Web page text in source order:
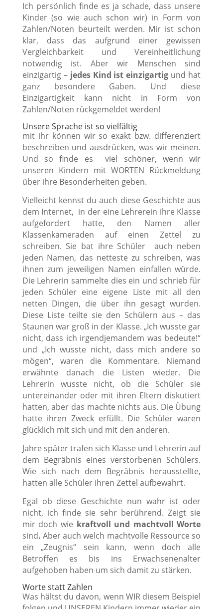
Ich persönlich finde es ja schade, dass unsere
Kinder (so wie auch schon wir) in Form von
Zahlen/Noten beurteilt werden. Mir ist schon
klar, dass das aufgrund einer gewissen
Vergleichbarkeit und Vereinheitlichung
notwendig ist. Aber wir Menschen sind
einzigartig – jedes Kind ist einzigartig und hat
ganz besondere Gaben. Und diese
Einzigartigkeit kann nicht in Form von
Zahlen/Noten rückgemeldet werden!
Unsere Sprache ist so vielfältig
mit ihr können wir so exakt bzw. differenziert
beschreiben und ausdrücken, was wir meinen.
Und so finde es viel schöner, wenn wir
unseren Kindern mit WORTEN Rückmeldung
über ihre Besonderheiten geben.
Vielleicht kennst du auch diese Geschichte aus
dem Internet, in der eine Lehrerein ihre Klasse
aufgefordert hatte, den Namen aller
Klassenkameraden auf einen Zettel zu
schreiben. Sie bat ihre Schüler auch neben
jeden Namen, das netteste zu schreiben, was
ihnen zum jeweiligen Namen einfallen würde.
Die Lehrerin sammelte dies ein und schrieb für
jeden Schüler eine eigene Liste mit all den
netten Dingen, die über ihn gesagt wurden.
Diese Liste teilte sie den Schülern aus – das
Staunen war groß in der Klasse. „Ich wusste gar
nicht, dass ich irgendjemandem was bedeute!“
und „Ich wusste nicht, dass mich andere so
mögen“, waren die Kommentare. Niemand
erwähnte danach die Listen wieder. Die
Lehrerin wusste nicht, ob die Schüler sie
untereinander oder mit ihren Eltern diskutiert
hatten, aber das machte nichts aus. Die Übung
hatte ihren Zweck erfüllt. Die Schüler waren
glücklich mit sich und mit den anderen.
Jahre später trafen sich Klasse und Lehrerin auf
dem Begräbnis eines verstorbenen Schülers.
Wie sich nach dem Begräbnis herausstellte,
hatten alle Schüler ihren Zettel aufbewahrt.
Egal ob diese Geschichte nun wahr ist oder
nicht, ich finde sie sehr berührend. Zeigt sie
mir doch wie kraftvoll und machtvoll Worte
sind. Aber auch welch machtvolle Ressource so
ein „Zeugnis“ sein kann, wenn doch alle
Betroffen es bis ins Erwachsenenalter
aufgehoben haben um sich damit zu stärken.
Worte statt Zahlen
Was hältst du davon, wenn WIR diesem Beispiel